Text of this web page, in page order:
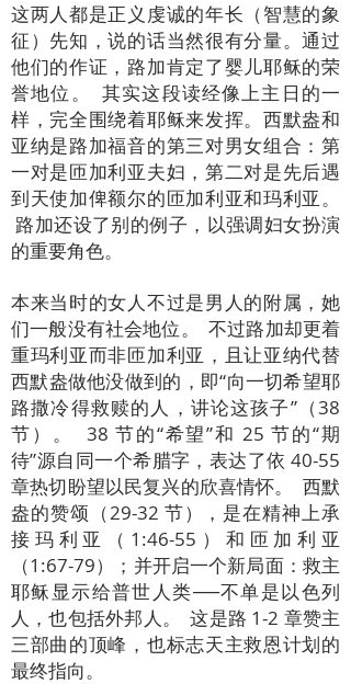
这两人都是正义虔诚的年长（智慧的象
征）先知，说的话当然很有分量。通过
他们的作证，路加肯定了婴儿耶稣的荣
誉地位。 其实这段读经像上主日的一
样，完全围绕着耶稣来发挥。西默盎和
亚纳是路加福音的第三对男女组合：第
一对是匝加利亚夫妇，第二对是先后遇
到天使加俾额尔的匝加利亚和玛利亚。
路加还设了别的例子，以强调妇女扮演
的重要角色。
本来当时的女人不过是男人的附属，她
们一般没有社会地位。 不过路加却更着
重玛利亚而非匝加利亚，且让亚纳代替
西默盎做他没做到的，即“向一切希望耶
路撒冷得救赎的人，讲论这孩子”（38
节）。 38 节的“希望”和 25 节的“期
待”源自同一个希腊字，表达了依 40-55
章热切盼望以民复兴的欣喜情怀。 西默
盎的赞颂（29-32 节），是在精神上承
接玛利亚（ 1:46-55）和匝加利亚
（1:67-79）；并开启一个新局面：救主
耶稣显示给普世人类──不单是以色列
人，也包括外邦人。 这是路 1-2 章赞主
三部曲的顶峰，也标志天主救恩计划的
最终指向。